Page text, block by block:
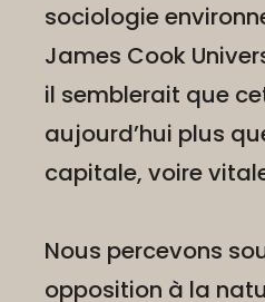
sociologie
James Cook
il semblerait que
aujourd’hui plus
capitale, voire
Nous percevons
opposition à la